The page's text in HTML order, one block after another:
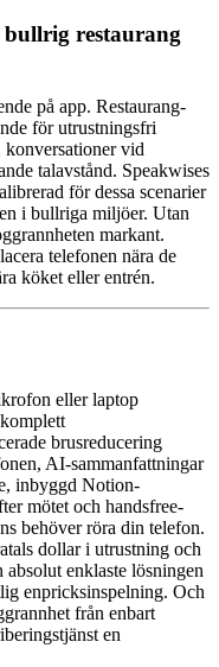
bullrig restaurang
på app. Restaurang-
för utrustningsfri
vid
talavstånd. Speakwises
för dessa scenarier
i bullriga miljöer. Utan
markant.
telefonen nära de
köket eller entrén.
eller laptop
brusreducering
AI-sammanfattningar
inbyggd Notion-
mötet och handsfree-
behöver röra din telefon.
dollar i utrustning och
enklaste lösningen
enpricksinspelning. Och
från enbart
en